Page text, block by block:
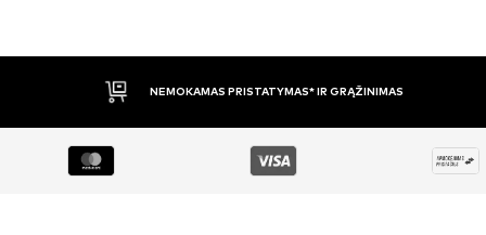
APMOKĖJIMAS PRISTAČIUS